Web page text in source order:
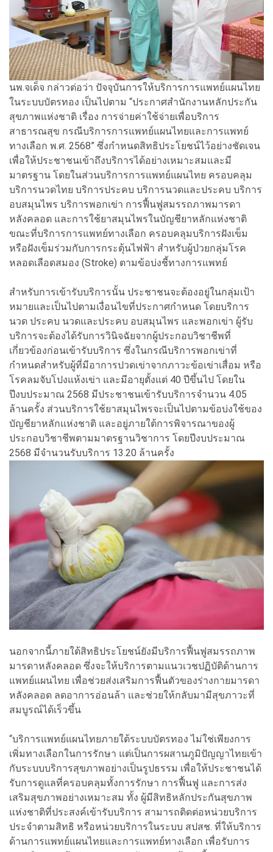
นพ.จเด็จ กล่าวต่อว่า ปัจจุบันการให้บริการการแพทย์แผนไทย
ในระบบบัตรทอง เป็นไปตาม “ประกาศสำนักงานหลักประกัน
สุขภาพแห่งชาติ เรื่อง การจ่ายค่าใช้จ่ายเพื่อบริการ
สาธารณสุข กรณีบริการการแพทย์แผนไทยและการแพทย์
ทางเลือก พ.ศ. 2568” ซึ่งกำหนดสิทธิประโยชน์ไว้อย่างชัดเจน
เพื่อให้ประชาชนเข้าถึงบริการได้อย่างเหมาะสมและมี
มาตรฐาน โดยในส่วนบริการการแพทย์แผนไทย ครอบคลุม
บริการนวดไทย บริการประคบ บริการนวดและประคบ บริการ
อบสมุนไพร บริการพอกเข่า การฟื้นฟูสมรรถภาพมารดา
หลังคลอด และการใช้ยาสมุนไพรในบัญชียาหลักแห่งชาติ
ขณะที่บริการการแพทย์ทางเลือก ครอบคลุมบริการฝังเข็ม
หรือฝังเข็มร่วมกับการกระตุ้นไฟฟ้า สำหรับผู้ป่วยกลุ่มโรค
หลอดเลือดสมอง (Stroke) ตามข้อบ่งชี้ทางการแพทย์
สำหรับการเข้ารับบริการนั้น ประชาชนจะต้องอยู่ในกลุ่มเป้า
หมายและเป็นไปตามเงื่อนไขที่ประกาศกำหนด โดยบริการ
นวด ประคบ นวดและประคบ อบสมุนไพร และพอกเข่า ผู้รับ
บริการจะต้องได้รับการวินิจฉัยจากผู้ประกอบวิชาชีพที่
เกี่ยวข้องก่อนเข้ารับบริการ ซึ่งในกรณีบริการพอกเข่าที่
กำหนดสำหรับผู้ที่มีอาการปวดเข่าจากภาวะข้อเข่าเสื่อม หรือ
โรคลมจับโปงแห้งเข่า และมีอายุตั้งแต่ 40 ปีขึ้นไป โดยใน
ปีงบประมาณ 2568 มีประชาชนเข้ารับบริการจำนวน 4.05
ล้านครั้ง ส่วนบริการใช้ยาสมุนไพรจะเป็นไปตามข้อบ่งใช้ของ
บัญชียาหลักแห่งชาติ และอยู่ภายใต้การพิจารณาของผู้
ประกอบวิชาชีพตามมาตรฐานวิชาการ โดยปีงบประมาณ
2568 มีจำนวนรับบริการ 13.20 ล้านครั้ง
นอกจากนี้ภายใต้สิทธิประโยชน์ยังมีบริการฟื้นฟูสมรรถภาพ
มารดาหลังคลอด ซึ่งจะให้บริการตามแนวเวชปฏิบัติด้านการ
แพทย์แผนไทย เพื่อช่วยส่งเสริมการฟื้นตัวของร่างกายมารดา
หลังคลอด ลดอาการอ่อนล้า และช่วยให้กลับมามีสุขภาวะที่
สมบูรณ์ได้เร็วขึ้น
“บริการแพทย์แผนไทยภายใต้ระบบบัตรทอง ไม่ใช่เพียงการ
เพิ่มทางเลือกในการรักษา แต่เป็นการผสานภูมิปัญญาไทยเข้า
กับระบบบริการสุขภาพอย่างเป็นรูปธรรม เพื่อให้ประชาชนได้
รับการดูแลที่ครอบคลุมทั้งการรักษา การฟื้นฟู และการส่ง
เสริมสุขภาพอย่างเหมาะสม ทั้ง ผู้มีสิทธิหลักประกันสุขภาพ
แห่งชาติที่ประสงค์เข้ารับบริการ สามารถติดต่อหน่วยบริการ
ประจำตามสิทธิ หรือหน่วยบริการในระบบ สปสช. ที่ให้บริการ
ด้านการแพทย์แผนไทยและการแพทย์ทางเลือก เพื่อรับการ